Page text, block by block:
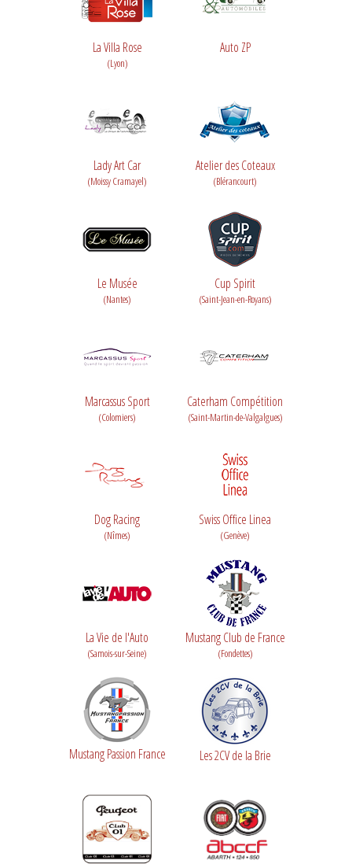
La Villa Rose
(Lyon)
Auto ZP
Lady Art Car
(Moissy Cramayel)
Atelier des Coteaux
(Blérancourt)
Le Musée
(Nantes)
Cup Spirit
(Saint-Jean-en-Royans)
Marcassus Sport
(Colomiers)
Caterham Compétition
(Saint-Martin-de-Valgalgues)
Dog Racing
(Nîmes)
Swiss Office Linea
(Genève)
La Vie de l'Auto
(Samois-sur-Seine)
Mustang Club de France
(Fondettes)
Mustang Passion France Les 2CV de la Brie